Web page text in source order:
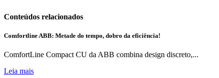
Conteúdos relacionados
Comfortline ABB: Metade do tempo, dobro da eficiência!
ComfortLine Compact CU da ABB combina design discreto,...
Leia mais